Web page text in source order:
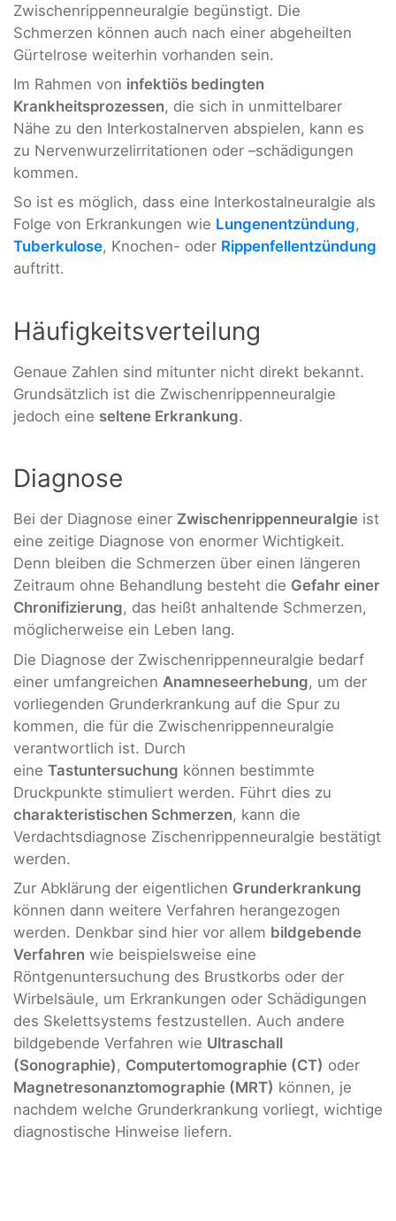
Zwischenrippenneuralgie begünstigt. Die
Schmerzen können auch nach einer abgeheilten
Gürtelrose weiterhin vorhanden sein.
Im Rahmen von infektiös bedingten
Krankheitsprozessen, die sich in unmittelbarer
Nähe zu den Interkostalnerven abspielen, kann es
zu Nervenwurzelirritationen oder –schädigungen
kommen.
So ist es möglich, dass eine Interkostalneuralgie als
Folge von Erkrankungen wie Lungenentzündung,
Tuberkulose, Knochen- oder Rippenfellentzündung
auftritt.
Häufigkeitsverteilung
Genaue Zahlen sind mitunter nicht direkt bekannt.
Grundsätzlich ist die Zwischenrippenneuralgie
jedoch eine seltene Erkrankung.
Diagnose
Bei der Diagnose einer Zwischenrippenneuralgie ist
eine zeitige Diagnose von enormer Wichtigkeit.
Denn bleiben die Schmerzen über einen längeren
Zeitraum ohne Behandlung besteht die Gefahr einer
Chronifizierung, das heißt anhaltende Schmerzen,
möglicherweise ein Leben lang.
Die Diagnose der Zwischenrippenneuralgie bedarf
einer umfangreichen Anamneseerhebung, um der
vorliegenden Grunderkrankung auf die Spur zu
kommen, die für die Zwischenrippenneuralgie
verantwortlich ist. Durch
eine Tastuntersuchung können bestimmte
Druckpunkte stimuliert werden. Führt dies zu
charakteristischen Schmerzen, kann die
Verdachtsdiagnose Zischenrippenneuralgie bestätigt
werden.
Zur Abklärung der eigentlichen Grunderkrankung
können dann weitere Verfahren herangezogen
werden. Denkbar sind hier vor allem bildgebende
Verfahren wie beispielsweise eine
Röntgenuntersuchung des Brustkorbs oder der
Wirbelsäule, um Erkrankungen oder Schädigungen
des Skelettsystems festzustellen. Auch andere
bildgebende Verfahren wie Ultraschall
(Sonographie), Computertomographie (CT) oder
Magnetresonanztomographie (MRT) können, je
nachdem welche Grunderkrankung vorliegt, wichtige
diagnostische Hinweise liefern.